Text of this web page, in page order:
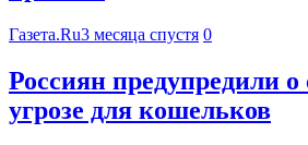
Газета.Ru3 месяца спустя 0
Россиян предупредили
угрозе для кошельков